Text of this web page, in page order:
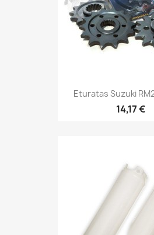
Eturatas Suzuki
14,17 €